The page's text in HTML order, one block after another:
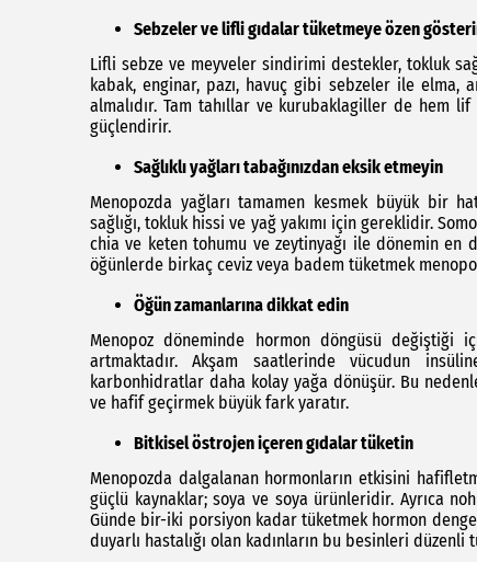
Sebzeler ve lifli gıdalar tüketmeye özen
Lifli sebze ve meyveler sindirimi destekler, tokluk
kabak, enginar, pazı, havuç gibi sebzeler ile
almalıdır. Tam tahıllar ve kurubaklagiller de hem
güçlendirir.
Sağlıklı yağları tabağınızdan eksik etmeyin
Menopozda yağları tamamen kesmek büyük bir
sağlığı, tokluk hissi ve yağ yakımı için gereklidir.
chia ve keten tohumu ve zeytinyağı ile dönemin en
öğünlerde birkaç ceviz veya badem tüketmek
Öğün zamanlarına dikkat edin
Menopoz döneminde hormon döngüsü
artmaktadır. Akşam saatlerinde vücudun
karbonhidratlar daha kolay yağa dönüşür. Bu
ve hafif geçirmek büyük fark yaratır.
Bitkisel östrojen içeren gıdalar tüketin
Menopozda dalgalanan hormonların etkisini
güçlü kaynaklar; soya ve soya ürünleridir. Ayrıca
Günde bir-iki porsiyon kadar tüketmek hormon
duyarlı hastalığı olan kadınların bu besinleri